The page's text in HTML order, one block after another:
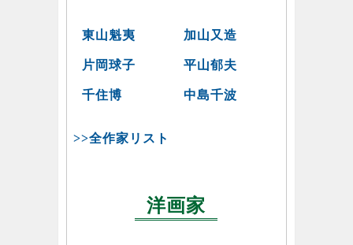
東山魁夷 加山又造
片岡球子 平山郁夫
千住博 中島千波
>>全作家リスト
洋画家